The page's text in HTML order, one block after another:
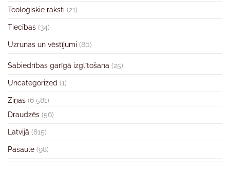
Teoloģiskie raksti (21)
Tiecības (34)
Uzrunas un vēstījumi (80)
Sabiedrības garīgā izglītošana (25)
Uncategorized (1)
Ziņas (6 581)
Draudzēs (56)
Latvijā (815)
Pasaulē (98)